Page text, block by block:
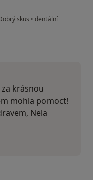
skus • dentální
krásnou
mohla pomoct!
Nela